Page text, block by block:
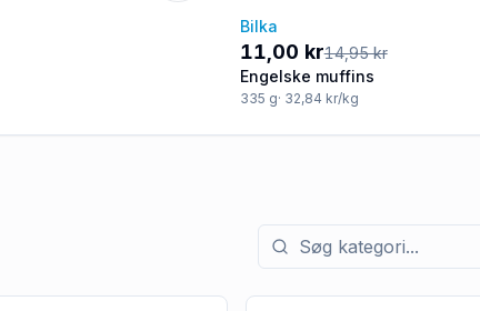
-26%
Bilka
11,00 kr14,95 kr
Engelske muffins
335 g· 32,84 kr/kg
Søg efter kategori med